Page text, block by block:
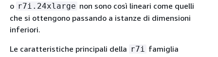
o r7i.24xlarge non sono così lineari come quelli
che si ottengono passando a istanze di dimensioni
inferiori.
Le caratteristiche principali della r7i
famiglia